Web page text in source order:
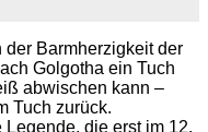
der Barmherzigkeit der
Golgotha ein Tuch
abwischen kann –
Tuch zurück.
die erst im 12.